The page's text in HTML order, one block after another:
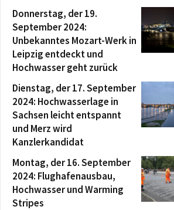
Donnerstag, der 19.
September 2024:
Unbekanntes Mozart-Werk in
Leipzig entdeckt und
Hochwasser geht zurück
Dienstag, der 17. September
2024: Hochwasserlage in
Sachsen leicht entspannt
und Merz wird
Kanzlerkandidat
Montag, der 16. September
2024: Flughafenausbau,
Hochwasser und Warming
Stripes